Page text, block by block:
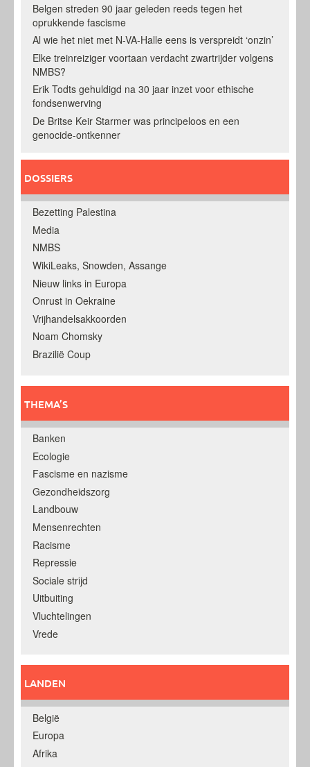
Belgen streden 90 jaar geleden reeds tegen het
oprukkende fascisme
Al wie het niet met N-VA-Halle eens is verspreidt ‘onzin’
Elke treinreiziger voortaan verdacht zwartrijder volgens
NMBS?
Erik Todts gehuldigd na 30 jaar inzet voor ethische
fondsenwerving
De Britse Keir Starmer was principeloos en een
genocide-ontkenner
DOSSIERS
Bezetting Palestina
Media
NMBS
WikiLeaks, Snowden, Assange
Nieuw links in Europa
Onrust in Oekraine
Vrijhandelsakkoorden
Noam Chomsky
Brazilië Coup
THEMA’S
Banken
Ecologie
Fascisme en nazisme
Gezondheidszorg
Landbouw
Mensenrechten
Racisme
Repressie
Sociale strijd
Uitbuiting
Vluchtelingen
Vrede
LANDEN
België
Europa
Afrika